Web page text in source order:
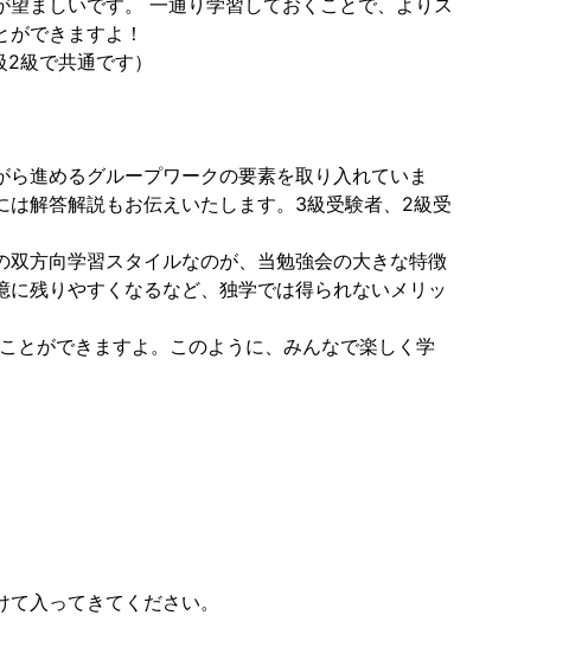
ましいです。 一通り学習しておくことで、よりス
できますよ！
級で共通です）
進めるグループワークの要素を取り入れていま
解答解説もお伝えいたします。3級受験者、2級受
方向学習スタイルなのが、当勉強会の大きな特徴
残りやすくなるなど、独学では得られないメリッ
とができますよ。このように、みんなで楽しく学
入ってきてください。